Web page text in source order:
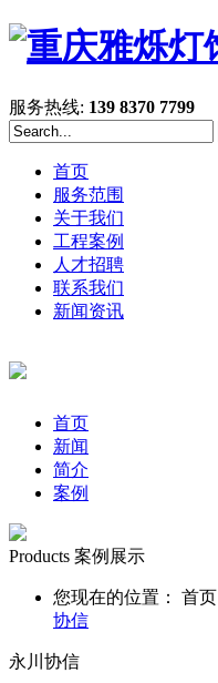
服务热线: 139 8370 7799
首页
服务范围
关于我们
工程案例
人才招聘
联系我们
新闻资讯
首页
新闻
简介
案例
Products 案例展示
您现在的位置： 首页
协信
永川协信